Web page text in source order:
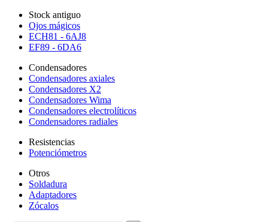
Stock antiguo
Ojos mágicos
ECH81 - 6AJ8
EF89 - 6DA6
Condensadores
Condensadores axiales
Condensadores X2
Condensadores Wima
Condensadores electrolíticos
Condensadores radiales
Resistencias
Potenciómetros
Otros
Soldadura
Adaptadores
Zócalos